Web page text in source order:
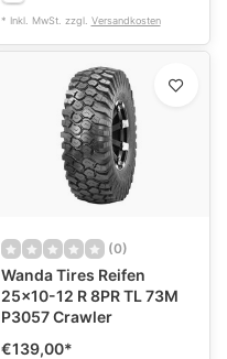
* Inkl. MwSt. zzgl. Versandkosten
(0)
Wanda Tires Reifen
25x10-12 R 8PR TL 73M
P3057 Crawler
€139,00*